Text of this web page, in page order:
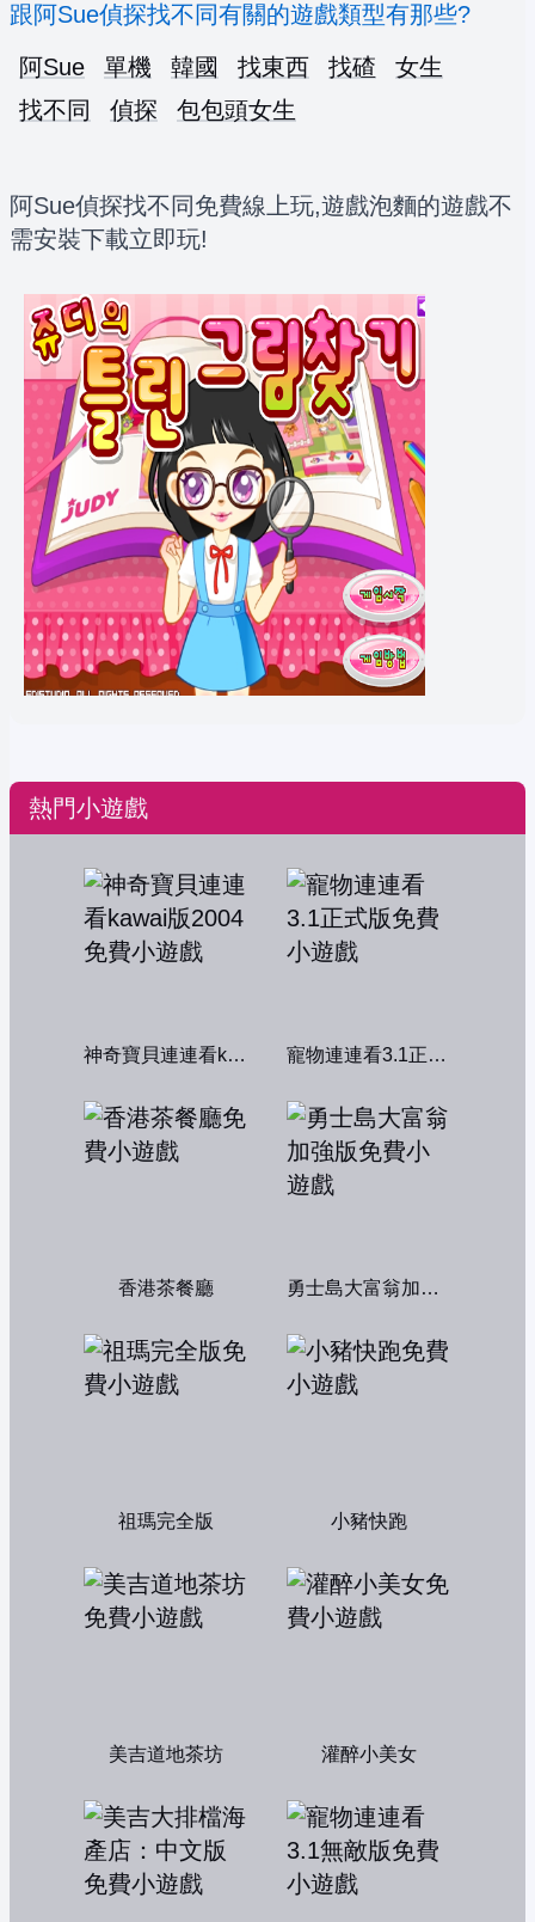
跟阿Sue偵探找不同有關的遊戲類型有那些?
阿Sue
單機 韓國 找東西 找碴
女生
找不同
偵探 包包頭女生
阿Sue偵探找不同免費線上玩,遊戲泡麵的遊戲不
需安裝下載立即玩!
熱門小遊戲
神奇寶貝連連看kawai版2004 寵物連連看3.1正式版
香港茶餐廳 勇士島大富翁加強版
祖瑪完全版 小豬快跑
美吉道地茶坊 灌醉小美女